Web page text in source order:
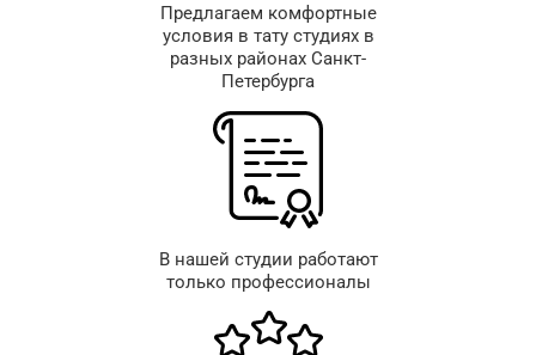
Предлагаем комфортные
условия в тату студиях в
разных районах Санкт-
Петербурга
В нашей студии работают
только профессионалы